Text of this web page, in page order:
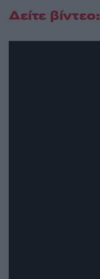
Δείτε βίντεο: